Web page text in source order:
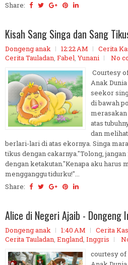
Share:
Kisah Sang Singa dan Sang
Dongeng anak 12:22 AM Cerita
Cerita Tauladan, Fabel, Yunani
No
Courtesy
Anak Dunia
seekor
di bawah
atas
dan
berlari-lari di atas ekornya. Singa
tikus dengan cakarnya."Tolong,
dengan ketakutan."Kenapa aku harus
mengganggu tidurku!"...
Share:
Alice di Negeri Ajaib - Dongeng
Dongeng anak 1:40 AM Cerita
Cerita Tauladan, England, Inggris
courtesy